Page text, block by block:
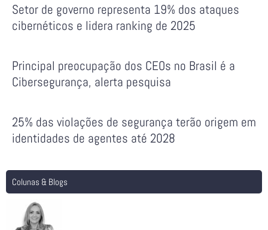
Setor de governo representa 19% dos ataques
cibernéticos e lidera ranking de 2025
Principal preocupação dos CEOs no Brasil é a
Cibersegurança, alerta pesquisa
25% das violações de segurança terão origem em
identidades de agentes até 2028
Colunas & Blogs